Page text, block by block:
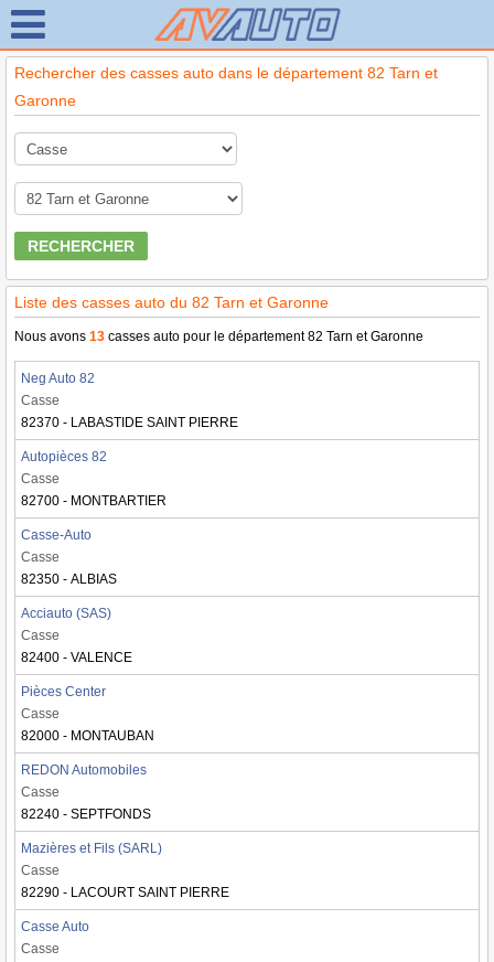
Rechercher des casses auto dans le département 82 Tarn et
Garonne
RECHERCHER
Liste des casses auto du 82 Tarn et Garonne
Nous avons 13 casses auto pour le département 82 Tarn et Garonne
Neg Auto 82
Casse
82370 - LABASTIDE SAINT PIERRE
Autopièces 82
Casse
82700 - MONTBARTIER
Casse-Auto
Casse
82350 - ALBIAS
Acciauto (SAS)
Casse
82400 - VALENCE
Pièces Center
Casse
82000 - MONTAUBAN
REDON Automobiles
Casse
82240 - SEPTFONDS
Mazières et Fils (SARL)
Casse
82290 - LACOURT SAINT PIERRE
Casse Auto
Casse